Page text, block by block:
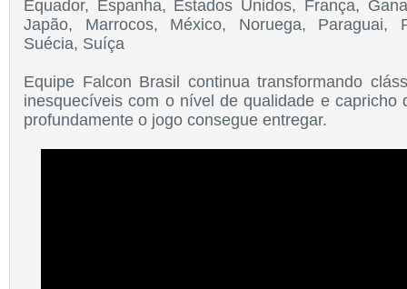
Equador, Espanha, Estados Unidos, França,
Japão, Marrocos, México, Noruega, Paraguai,
Suécia, Suíça
Equipe Falcon Brasil continua transformando
inesquecíveis com o nível de qualidade e capricho
profundamente o jogo consegue entregar.